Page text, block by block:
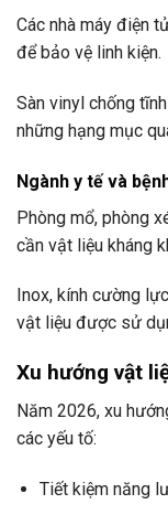
Các nhà máy điện
để bảo vệ linh kiện.
Sàn vinyl chống
những hạng mục
Ngành y tế và
Phòng mổ, phòng
cần vật liệu kháng
Inox, kính cường
vật liệu được sử
Xu hướng vật
Năm 2026, xu
các yếu tố:
Tiết kiệm năng